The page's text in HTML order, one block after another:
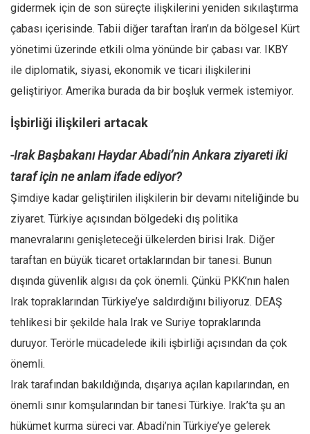
gidermek için de son süreçte ilişkilerini yeniden sıkılaştırma
çabası içerisinde. Tabii diğer taraftan İran’ın da bölgesel Kürt
yönetimi üzerinde etkili olma yönünde bir çabası var. IKBY
ile diplomatik, siyasi, ekonomik ve ticari ilişkilerini
geliştiriyor. Amerika burada da bir boşluk vermek istemiyor.
İşbirliği ilişkileri artacak
-Irak Başbakanı Haydar Abadi’nin Ankara ziyareti iki
taraf için ne anlam ifade ediyor?
Şimdiye kadar geliştirilen ilişkilerin bir devamı niteliğinde bu
ziyaret. Türkiye açısından bölgedeki dış politika
manevralarını genişleteceği ülkelerden birisi Irak. Diğer
taraftan en büyük ticaret ortaklarından bir tanesi. Bunun
dışında güvenlik algısı da çok önemli. Çünkü PKK’nın halen
Irak topraklarından Türkiye’ye saldırdığını biliyoruz. DEAŞ
tehlikesi bir şekilde hala Irak ve Suriye topraklarında
duruyor. Terörle mücadelede ikili işbirliği açısından da çok
önemli.
Irak tarafından bakıldığında, dışarıya açılan kapılarından, en
önemli sınır komşularından bir tanesi Türkiye. Irak’ta şu an
hükümet kurma süreci var. Abadi’nin Türkiye’ye gelerek